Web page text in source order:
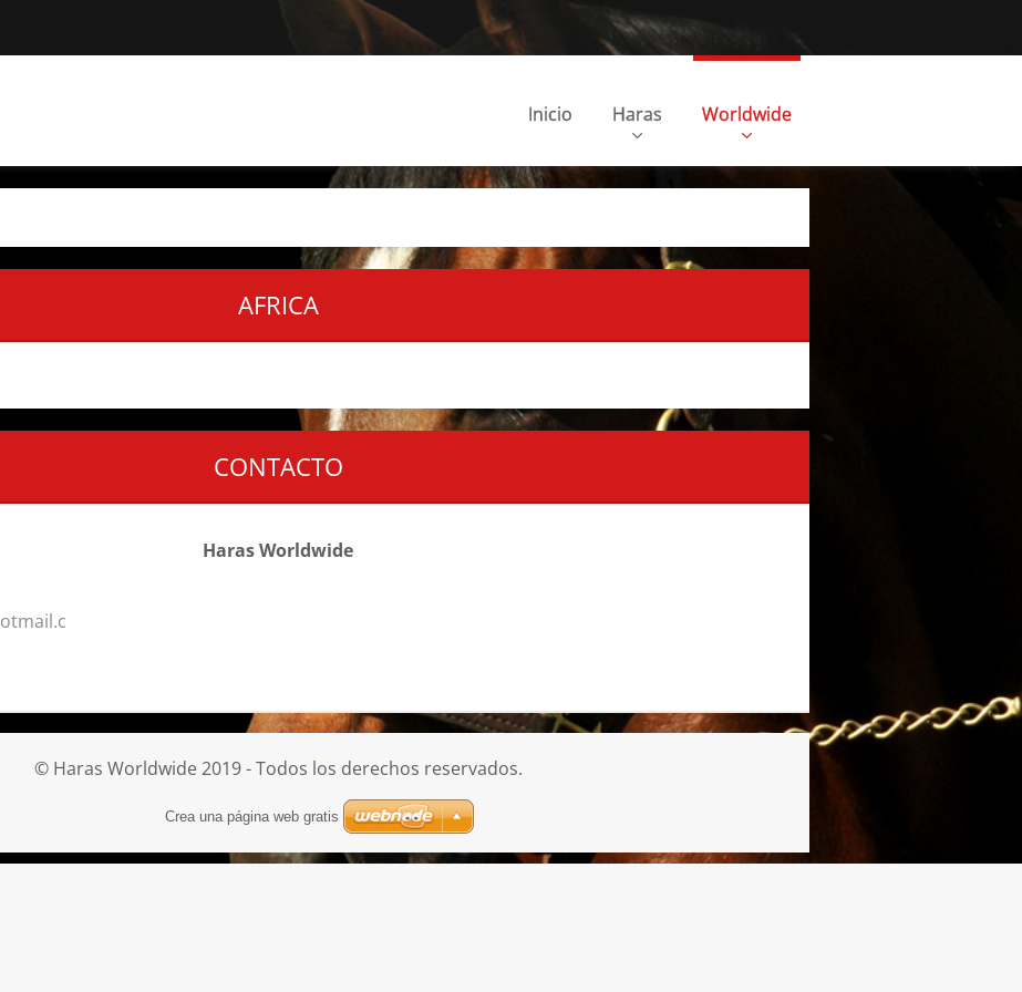
Inicio Haras Worldwide
AFRICA
CONTACTO
Haras Worldwide
otmail.c
© Haras Worldwide 2019 - Todos los derechos reservados.
Crea una página web gratis